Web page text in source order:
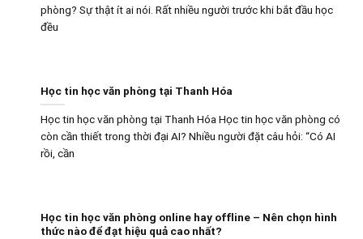
phòng? Sự thật ít ai nói. Rất nhiều người trước khi bắt đầu học
đều
Học tin học văn phòng tại Thanh Hóa
Học tin học văn phòng tại Thanh Hóa Học tin học văn phòng có
còn cần thiết trong thời đại AI? Nhiều người đặt câu hỏi: “Có AI
rồi, cần
Học tin học văn phòng online hay offline – Nên chọn hình
thức nào để đạt hiệu quả cao nhất?